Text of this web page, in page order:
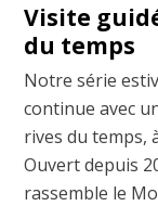
Visite
du temps
Notre série
continue avec
rives du temps,
Ouvert depuis
rassemble le